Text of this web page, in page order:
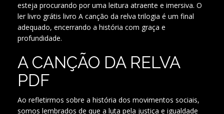
esteja procurando por uma leitura atraente e imersiva. O
ler livro grátis livro A canção da relva trilogia é um final
adequado, encerrando a história com graça e
profundidade.
A CANÇÃO DA RELVA
PDF
Ao refletirmos sobre a história dos movimentos sociais,
somos lembrados de que a luta pela justiça e igualdade